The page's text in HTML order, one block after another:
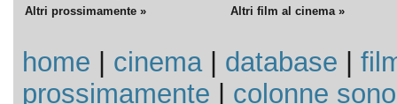
Altri prossimamente » Altri film al cinema »
home cinema| database
prossimamente
colonne